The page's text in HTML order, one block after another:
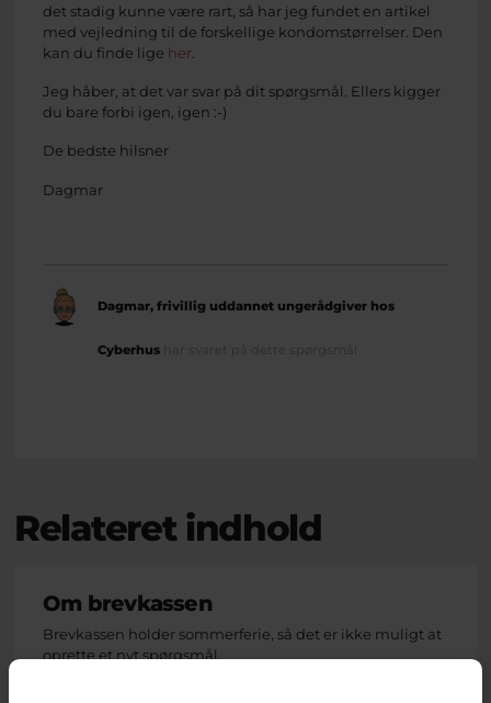
det stadig kunne være rart, så har jeg fundet en artikel
med vejledning til de forskellige kondomstørrelser. Den
kan du finde lige her
Jeg håber, at det var svar på dit spørgsmål. Ellers kigger
du bare forbi igen, igen :-)
De bedste hilsner
Dagmar
Dagmar, frivillig uddannet ungerådgiver hos
Cyberhus har svaret på dette spørgsmål
Relateret indhold
Om brevkassen
Brevkassen holder sommerferie, så det er ikke muligt at
oprette et nyt spørgsmål.